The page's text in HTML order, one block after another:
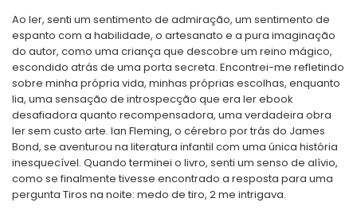
Ao ler, senti um sentimento de admiração, um sentimento de
espanto com a habilidade, o artesanato e a pura imaginação
do autor, como uma criança que descobre um reino mágico,
escondido atrás de uma porta secreta. Encontrei-me refletindo
sobre minha própria vida, minhas próprias escolhas, enquanto
lia, uma sensação de introspecção que era ler ebook
desafiadora quanto recompensadora, uma verdadeira obra
ler sem custo arte. Ian Fleming, o cérebro por trás do James
Bond, se aventurou na literatura infantil com uma única história
inesquecível. Quando terminei o livro, senti um senso de alívio,
como se finalmente tivesse encontrado a resposta para uma
pergunta Tiros na noite: medo de tiro, 2 me intrigava.